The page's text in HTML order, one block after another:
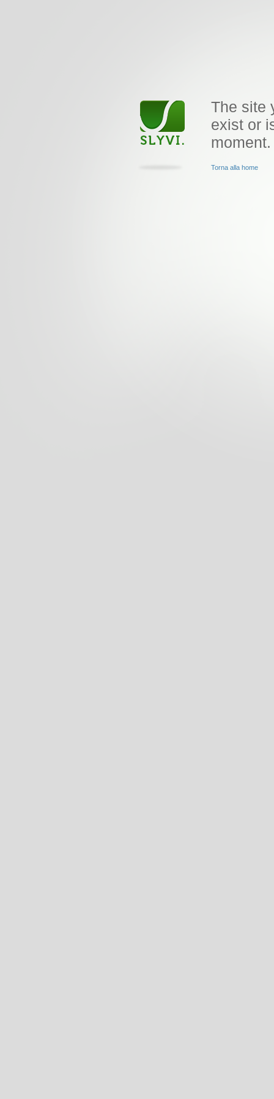
The site
exist or
moment.
Torna alla home